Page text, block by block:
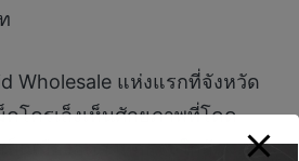
Wholesale แห่งแรกที่จังหวัด
โครเล็งเห็นศักยภาพที่โดด
ป็นเมืองอุตสาหกรรมใกล้